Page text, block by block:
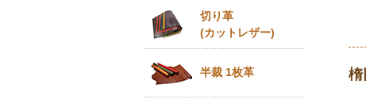
切り革
(カットレザー)
半裁 1枚革